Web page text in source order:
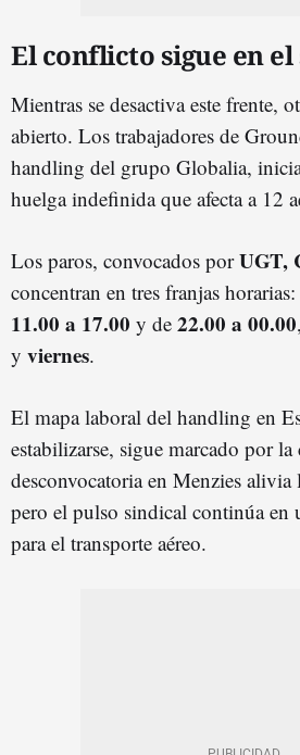
El conflicto sigue en
Mientras se desactiva este frente,
abierto. Los trabajadores de
handling del grupo Globalia,
huelga indefinida que afecta a 12
Los paros, convocados porUGT,
concentran en tres franjas
11.00 a 17.00 y de 22.00 a 00.00
y viernes.
El mapa laboral del handling en
estabilizarse, sigue marcado por
desconvocatoria en Menzies
pero el pulso sindical continúa en
para el transporte aéreo.